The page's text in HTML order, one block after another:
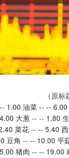
（原
1.00 油菜 -- --
大葱 -- -- 1.80
菜花 -- -- 5.40
豆角 -- -- 10.00
猪肉 -- -- 19.00
39.68